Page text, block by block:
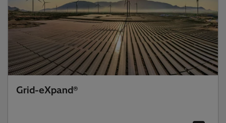
Grid-eXpand®